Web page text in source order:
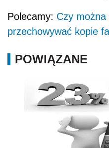
Polecamy: Czy
przechowywać kopie
POWIĄZANE